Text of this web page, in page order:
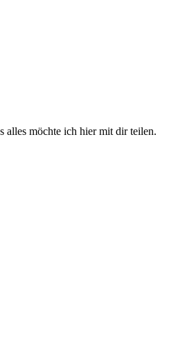
alles möchte ich hier mit dir teilen.